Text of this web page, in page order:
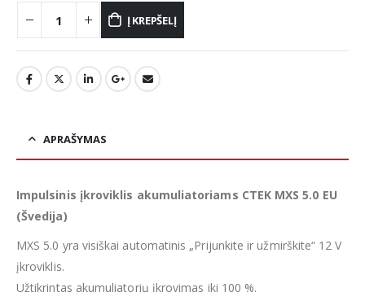
Į KREPŠELĮ
APRAŠYMAS
Impulsinis įkroviklis akumuliatoriams CTEK MXS 5.0 EU
(Švedija)
MXS 5.0 yra visiškai automatinis „Prijunkite ir užmirškite“ 12 V
įkroviklis.
Užtikrintas akumuliatorių įkrovimas iki 100 %.